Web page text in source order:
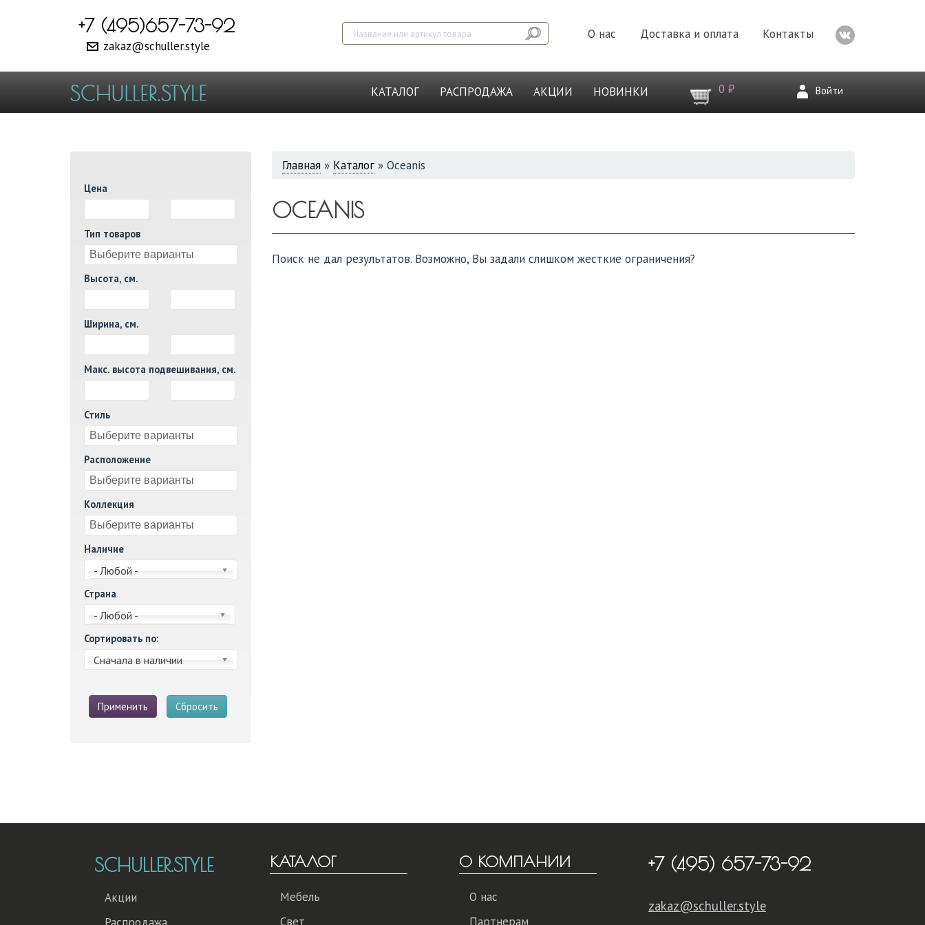
+7 (495)657-73-92
zakaz@schuller.style
О нас Доставка и оплата Контакты
КАТАЛОГ РАСПРОДАЖА АКЦИИ НОВИНКИ 0 ₽ Войти
Цена
Тип товаров
Высота, см.
Ширина, см.
Макс. высота подвешивания, см.
Стиль
Расположение
Коллекция
Наличие
- Любой -
Страна
- Любой -
Сортировать по:
Сначала в наличии
Применить Сбросить
ВЫ
ЗДЕСЬ
Главная » Каталог » Oceanis
OCEANIS
Поиск не дал результатов. Возможно, Вы задали слишком жесткие ограничения?
SCHULLER.STYLE
Акции
КАТАЛОГ
Мебель
Свет
О КОМПАНИИ
О нас
Партнерам
+7 (495) 657-73-92
zakaz@schuller.style